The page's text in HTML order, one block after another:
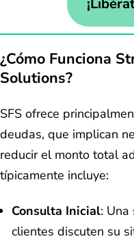
¿Cómo Funciona
Solutions?
SFS ofrece
deudas, que implican
reducir el monto total
típicamente incluye:
Consulta Inicial:
clientes discuten su